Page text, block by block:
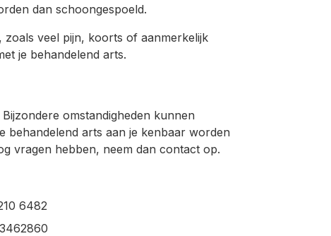
dan schoongespoeld.
veel pijn, koorts of aanmerkelijk
je behandelend arts.
omstandigheden kunnen
behandelend arts aan je kenbaar worden
vragen hebben, neem dan contact op.
6482